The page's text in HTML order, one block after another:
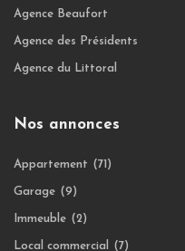
Agence Beaufort
Agence des Présidents
Agence du Littoral
Nos annonces
Appartement (71)
Garage (9)
Immeuble (2)
Local commercial (7)